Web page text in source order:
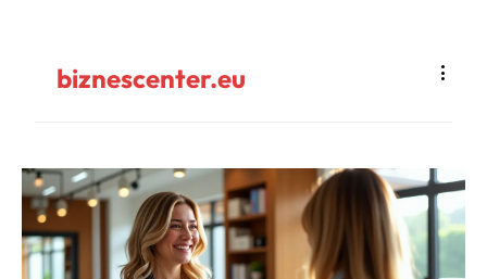
biznescenter.eu